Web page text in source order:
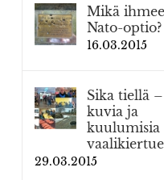
Mikä
Nato-optio?
16.03.2015
Sika tiellä –
kuvia ja
kuulumisia
29.03.2015